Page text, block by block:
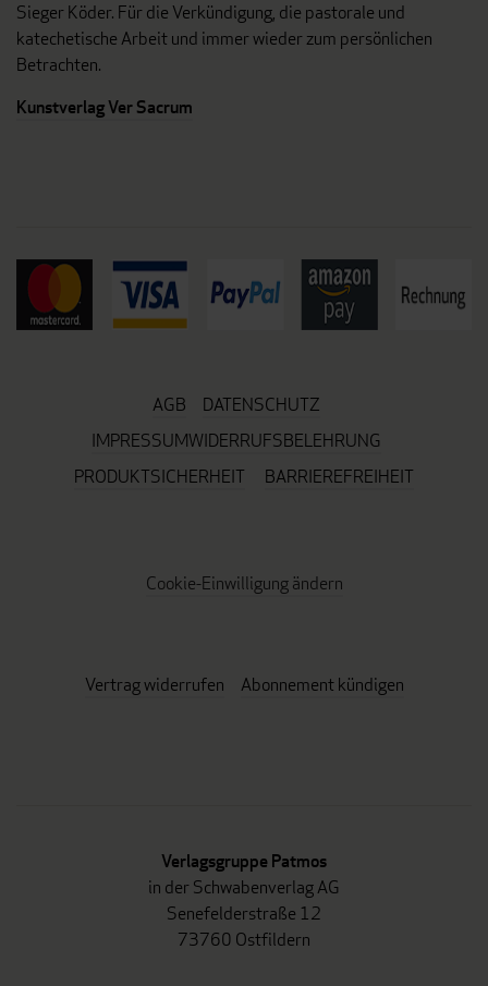
Sieger Köder. Für die Verkündigung, die pastorale und
katechetische Arbeit und immer wieder zum persönlichen
Betrachten.
Kunstverlag Ver Sacrum
AGB
DATENSCHUTZ
IMPRESSUMWIDERRUFSBELEHRUNG
PRODUKTSICHERHEIT
BARRIEREFREIHEIT
Cookie-Einwilligung ändern
Vertrag widerrufen Abonnement kündigen
Verlagsgruppe Patmos
in der Schwabenverlag AG
Senefelderstraße 12
73760 Ostfildern